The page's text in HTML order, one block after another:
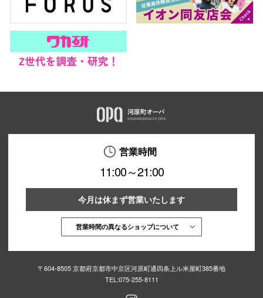
営業時間
11:00～21:00
今月は休まず営業いたします
営業時間の異なるショップについて
〒604-8505 京都府京都市中京区河原町通四条上ル米屋町385番地
TEL:075-255-8111